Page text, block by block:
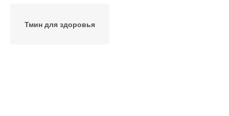
Тмин для здоровья